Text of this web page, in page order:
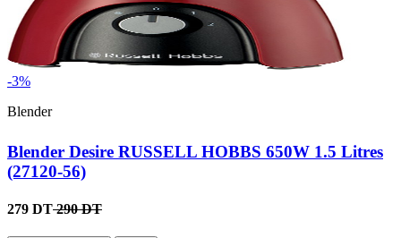
-3%
Blender
Blender Desire RUSSELL HOBBS 650W 1.5 Litres
(27120-56)
279 DT290 DT